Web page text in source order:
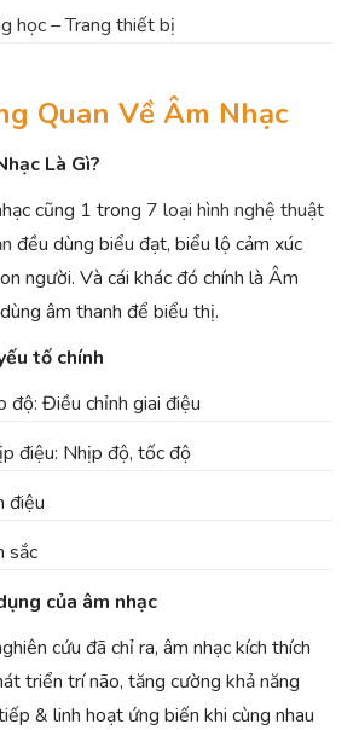
học – Trang thiết bị
Quan Về Âm Nhạc
Là Gì?
cũng 1 trong 7 loại hình nghệ thuật
đều dùng biểu đạt, biểu lộ cảm xúc
người. Và cái khác đó chính là Âm
âm thanh để biểu thị.
tố chính
độ: Điều chỉnh giai điệu
điệu: Nhịp độ, tốc độ
điệu
sắc
của âm nhạc
cứu đã chỉ ra, âm nhạc kích thích
triển trí não, tăng cường khả năng
& linh hoạt ứng biến khi cùng nhau